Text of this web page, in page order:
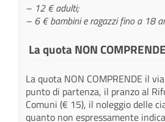
– 12 €adulti;
– 6 €bambini e ragazzi fino a 18
La quota NON COMPRENDE
La quota NON COMPRENDE il
punto di partenza, il pranzo al
Comuni (€ 15), il noleggio delle
quanto non espressamente